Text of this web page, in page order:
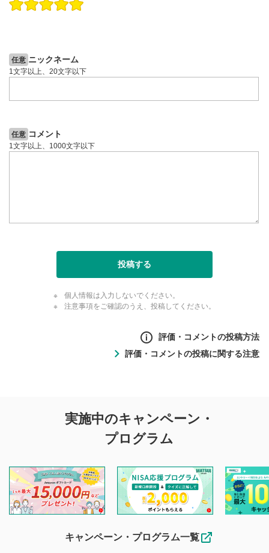
操作説明動画
任意 ニックネーム
1文字以上、20文字以下
任意 コメント
1文字以上、1000文字以下
投稿する
個人情報は入力しないでください。
注意事項をご確認のうえ、投稿してください。
評価・コメントの投稿方法
評価・コメントの投稿に関する注意
投稿に関する注意
を目的として、各動画コンテンツに、評価およびコメントの
投稿ができます。利用者は以下の注意事項をご理解のうえ、
閲覧および投稿を行うものとしてください。
他の利用者が動画を視聴される際の参考になるコメントをお
待ちしております。
なお、投稿をもって、本注意事項に同意されたものとみなし
実施中のキャンペーン・
プログラム
キャンペーン・プログラム一覧